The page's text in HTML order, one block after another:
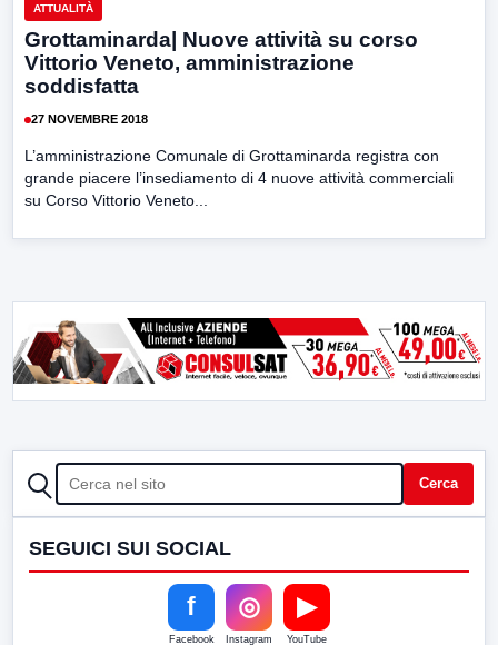
ATTUALITÀ
Grottaminarda| Nuove attività su corso
Vittorio Veneto, amministrazione
soddisfatta
27 NOVEMBRE 2018
L’amministrazione Comunale di Grottaminarda registra con
grande piacere l’insediamento di 4 nuove attività commerciali
su Corso Vittorio Veneto...
CERCA Cerca
SEGUICI SUI SOCIAL
f
Facebook
◎
Instagram
▶
YouTube